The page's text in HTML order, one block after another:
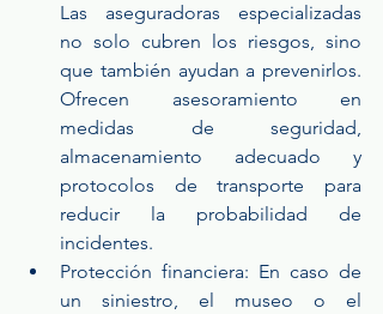
Las aseguradoras especializadas
no solo cubren los riesgos, sino
que también ayudan a prevenirlos.
Ofrecen asesoramiento en
medidas de seguridad,
almacenamiento adecuado y
protocolos de transporte para
reducir la probabilidad de
incidentes.
Protección financiera: En caso de
un siniestro, el museo o el